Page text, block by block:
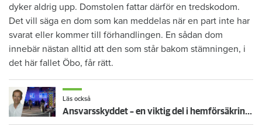
dyker aldrig upp. Domstolen fattar därför en tredskodom.
Det vill säga en dom som kan meddelas när en part inte har
svarat eller kommer till förhandlingen. En sådan dom
innebär nästan alltid att den som står bakom stämningen, i
det här fallet Öbo, får rätt.
Läs också
Ansvarsskyddet – en viktig del i hemförsäkringen